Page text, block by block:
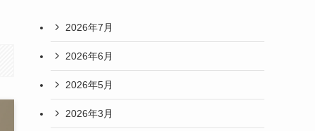
2026年7月
2026年6月
2026年5月
2026年3月